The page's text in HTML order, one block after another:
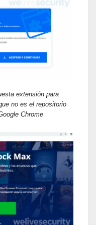
extensión para
no es el repositorio
Chrome